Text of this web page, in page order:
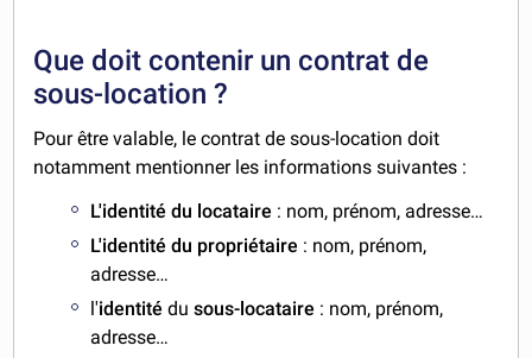
Que doit contenir un contrat de
sous-location ?
Pour être valable, le contrat de sous-location doit
notamment mentionner les informations suivantes :
L'identité du locataire : nom, prénom, adresse…
L'identité du propriétaire : nom, prénom,
adresse…
l'identité dusous-locataire : nom, prénom,
adresse…